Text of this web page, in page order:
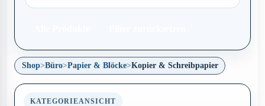
Shop>Büro>Papier & Blöcke>Kopier & Schreibpapier
KATEGORIEANSICHT